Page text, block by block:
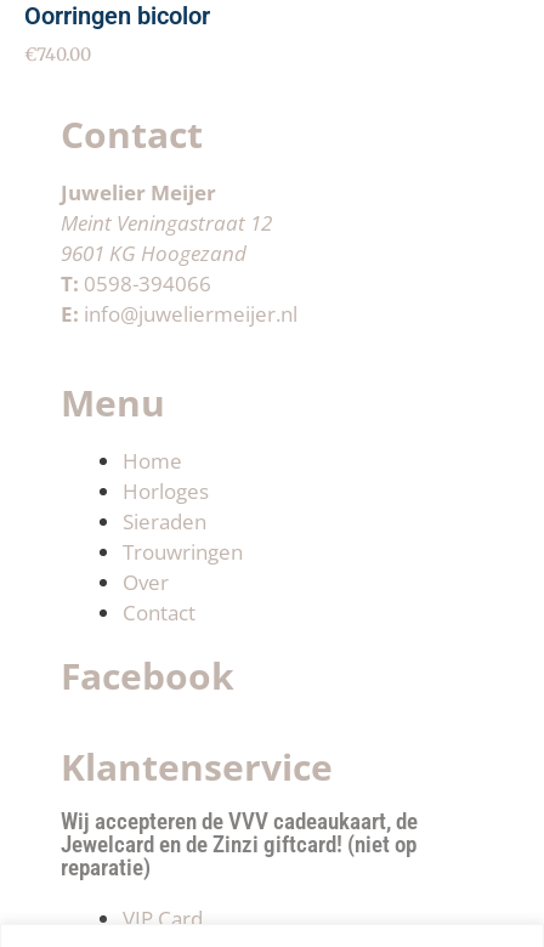
Oorringen bicolor
€740.00
Contact
Juwelier Meijer
Meint Veningastraat 12
9601 KG Hoogezand
T: 0598-394066
E: info@juweliermeijer.nl
Menu
Home
Horloges
Sieraden
Trouwringen
Over
Contact
Facebook
Klantenservice
Wij accepteren de VVV cadeaukaart, de
Jewelcard en de Zinzi giftcard! (niet op
reparatie)
VIP Card